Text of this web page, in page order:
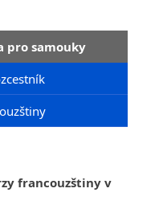
pro samouky
francouzštiny v